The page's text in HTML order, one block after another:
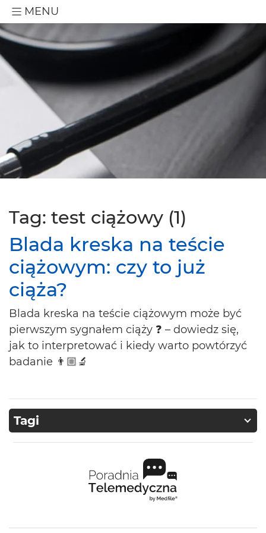
MENU
Tag: test ciążowy (1)
Blada kreska na teście
ciążowym: czy to już
ciąża?
Blada kreska na teście ciążowym może być
pierwszym sygnałem ciąży ❓ – dowiedz się,
jak to interpretować i kiedy warto powtórzyć
badanie 👨🏼‍🔬
Tagi